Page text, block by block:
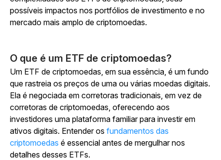
possíveis impactos nos portfólios de investimento e no
mercado mais amplo de criptomoedas.
O que é um ETF de criptomoedas?
Um ETF de criptomoedas, em sua essência, é um fundo
que rastreia os preços de uma ou várias moedas digitais.
Ela é negociada em corretoras tradicionais, em vez de
corretoras de criptomoedas, oferecendo aos
investidores uma plataforma familiar para investir em
ativos digitais. Entender os fundamentos das
criptomoedas é essencial antes de mergulhar nos
detalhes desses ETFs.